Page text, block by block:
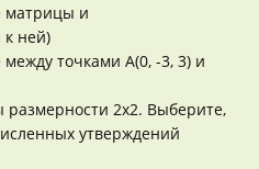
матрицы и
ней)
точками A(0, -3, 3) и
размерности 2х2. Выберите,
утверждений